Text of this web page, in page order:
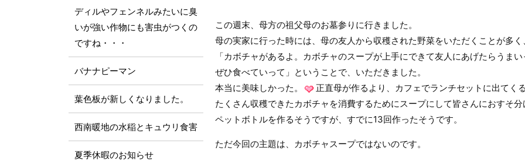
この週末、母方の祖父母のお墓参りに行きました。
母の実家に行った時には、母の友人から収穫された野菜をいただくことが多く
「カボチャがあるよ。カボチャのスープが上手にできて友人にあげたらうまい
ぜひ食べていって」ということで、いただきました。
本当に美味しかった。
正直母が作るより、カフェでランチセットに出てく
たくさん収穫できたカボチャを消費するためにスープにして皆さんにおすそ
ペットボトルを作るそうですが、すでに13回作ったそうです。
ただ今回の主題は、カボチャスープではないのです。
ディルやフェンネルみたいに臭
いが強い作物にも害虫がつくの
ですね・・・
バナナピーマン
葉色板が新しくなりました。
西南暖地の水稲とキュウリ食害
夏季休暇のお知らせ